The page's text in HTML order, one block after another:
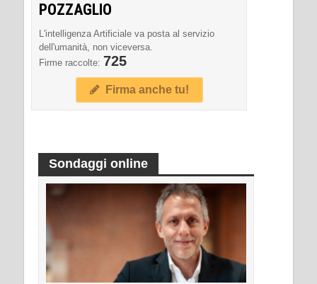
POZZAGLIO
L'intelligenza Artificiale va posta al servizio
dell'umanità, non viceversa.
Firme raccolte: 725
Firma anche tu!
Sondaggi online